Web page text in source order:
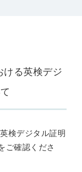
る英検デジ
検デジタル証明
ご確認くださ